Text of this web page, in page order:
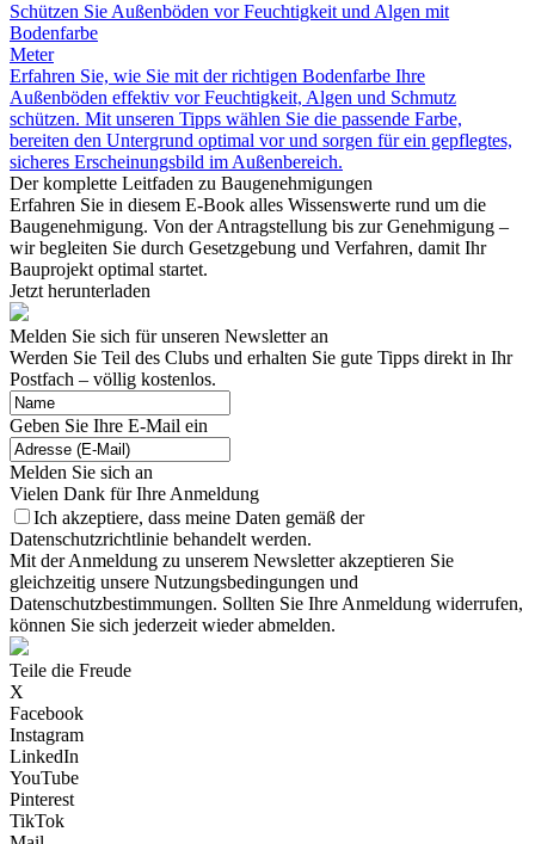
Schützen Sie Außenböden vor Feuchtigkeit und Algen mit
Bodenfarbe
Meter
Erfahren Sie, wie Sie mit der richtigen Bodenfarbe Ihre
Außenböden effektiv vor Feuchtigkeit, Algen und Schmutz
schützen. Mit unseren Tipps wählen Sie die passende Farbe,
bereiten den Untergrund optimal vor und sorgen für ein gepflegtes,
sicheres Erscheinungsbild im Außenbereich.
Der komplette Leitfaden zu Baugenehmigungen
Erfahren Sie in diesem E-Book alles Wissenswerte rund um die
Baugenehmigung. Von der Antragstellung bis zur Genehmigung –
wir begleiten Sie durch Gesetzgebung und Verfahren, damit Ihr
Bauprojekt optimal startet.
Jetzt herunterladen
Melden Sie sich für unseren Newsletter an
Werden Sie Teil des Clubs und erhalten Sie gute Tipps direkt in Ihr
Postfach – völlig kostenlos.
Geben Sie Ihre E-Mail ein
Melden Sie sich an
Vielen Dank für Ihre Anmeldung
Ich akzeptiere, dass meine Daten gemäß der
Datenschutzrichtlinie behandelt werden.
Mit der Anmeldung zu unserem Newsletter akzeptieren Sie
gleichzeitig unsere Nutzungsbedingungen und
Datenschutzbestimmungen. Sollten Sie Ihre Anmeldung widerrufen,
können Sie sich jederzeit wieder abmelden.
Teile die Freude
X
Facebook
Instagram
LinkedIn
YouTube
Pinterest
TikTok